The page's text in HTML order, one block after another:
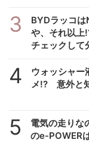
3
BYDラッコ
や、それ以
チェックして
4
ウォッシャー
メ!? 意外と
5
電気の走り
のe-POWER